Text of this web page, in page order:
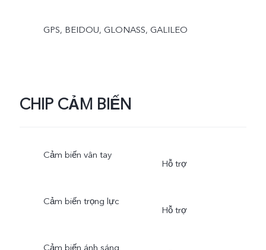
GPS, BEIDOU, GLONASS, GALILEO
CHIP CẢM BIẾN
Cảm biến vân tay
Hỗ trợ
Cảm biến trọng lực
Hỗ trợ
Cảm biến ánh sáng